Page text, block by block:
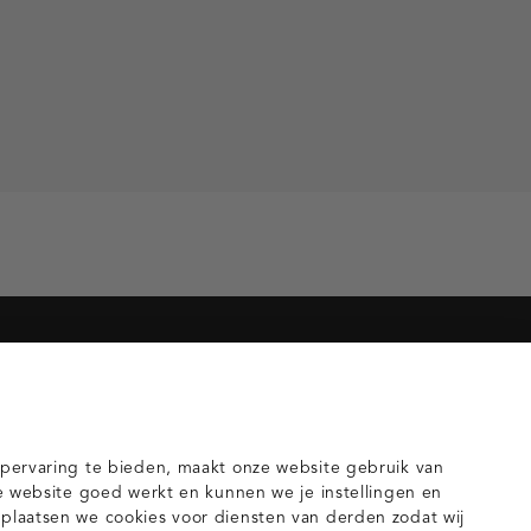
te bieden, maakt onze website gebruik van
website goed werkt en kunnen we je instellingen en
we cookies voor diensten van derden zodat wij